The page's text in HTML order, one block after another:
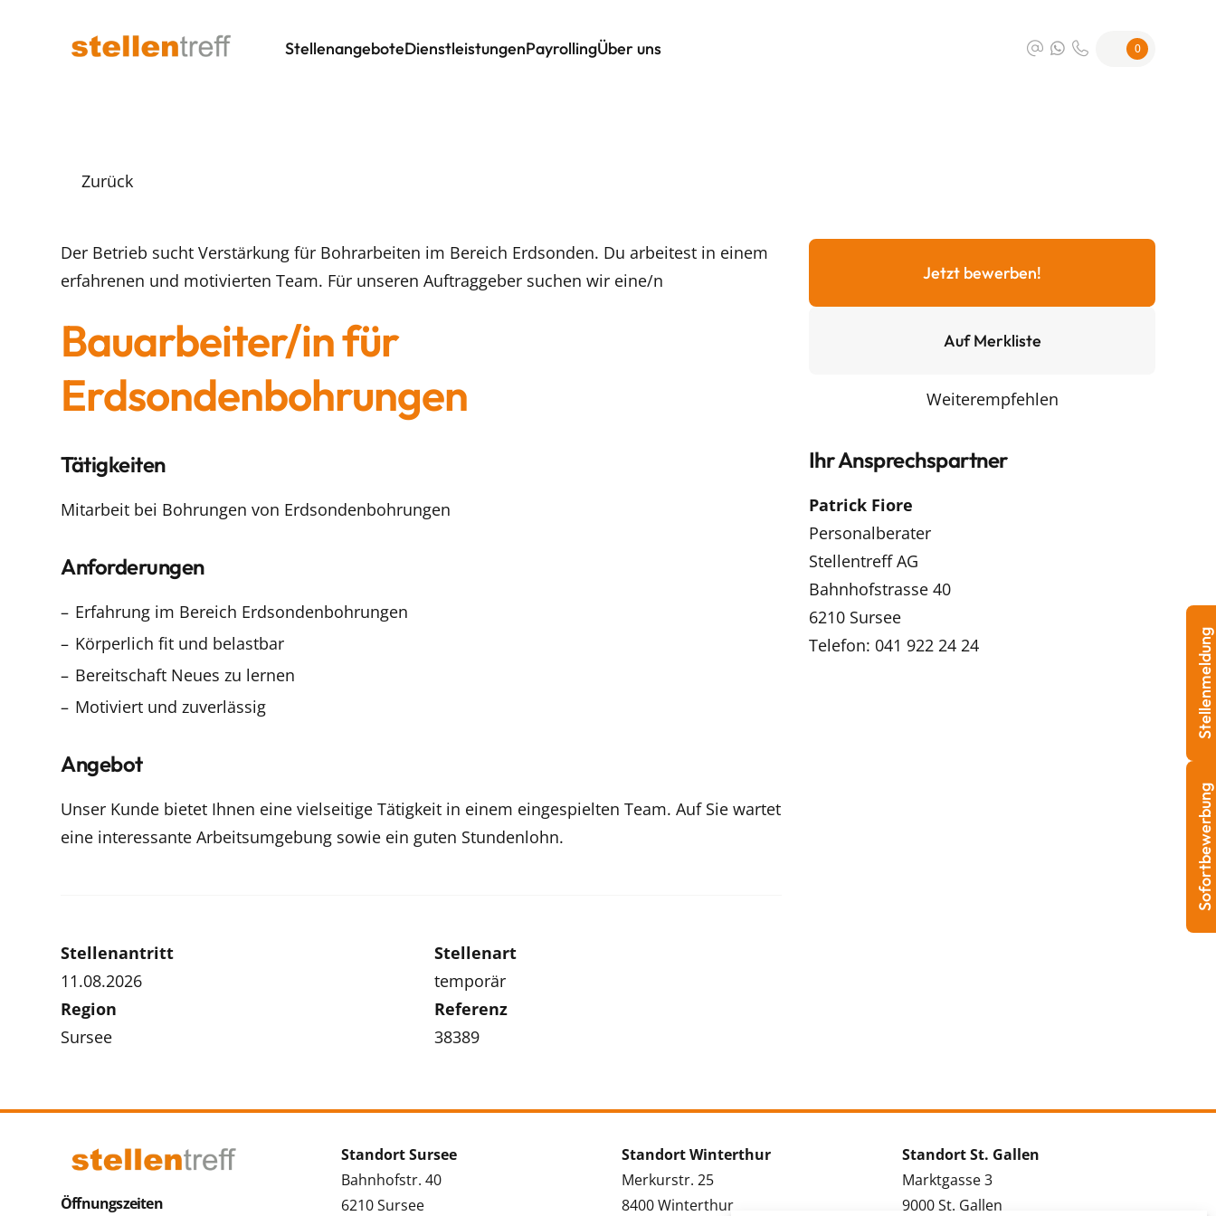
StellenangeboteDienstleistungenPayrollingÜber uns 0
Zurück
Der Betrieb sucht Verstärkung für Bohrarbeiten im Bereich Erdsonden. Du arbeitest in einem
erfahrenen und motivierten Team. Für unseren Auftraggeber suchen wir eine/n
Bauarbeiter/in für
Erdsondenbohrungen
Tätigkeiten
Mitarbeit bei Bohrungen von Erdsondenbohrungen
Anforderungen
Erfahrung im Bereich Erdsondenbohrungen
Körperlich fit und belastbar
Bereitschaft Neues zu lernen
Motiviert und zuverlässig
Angebot
Unser Kunde bietet Ihnen eine vielseitige Tätigkeit in einem eingespielten Team. Auf Sie wartet
eine interessante Arbeitsumgebung sowie ein guten Stundenlohn.
Stellenantritt
11.08.2026
Stellenart
temporär
Region
Sursee
Referenz
38389
Jetzt bewerben!
Auf Merkliste
Weiterempfehlen
Ihr Ansprechspartner
Patrick Fiore
Personalberater
Stellentreff AG
Bahnhofstrasse 40
6210 Sursee
Telefon: 041 922 24 24
Öffnungszeiten
Standort Sursee
Bahnhofstr. 40
6210 Sursee
Standort Winterthur
Merkurstr. 25
8400 Winterthur
Standort St. Gallen
Marktgasse 3
9000 St. Gallen
Sofortbewerbung
Stellenmeldung